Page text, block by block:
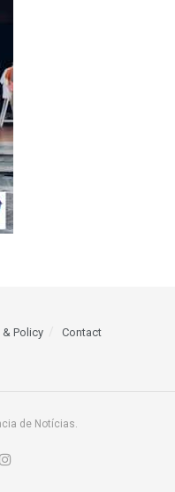
& Policy Contact
de Notícias.